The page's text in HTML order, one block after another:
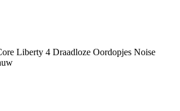
Liberty 4 Draadloze Oordopjes Noise